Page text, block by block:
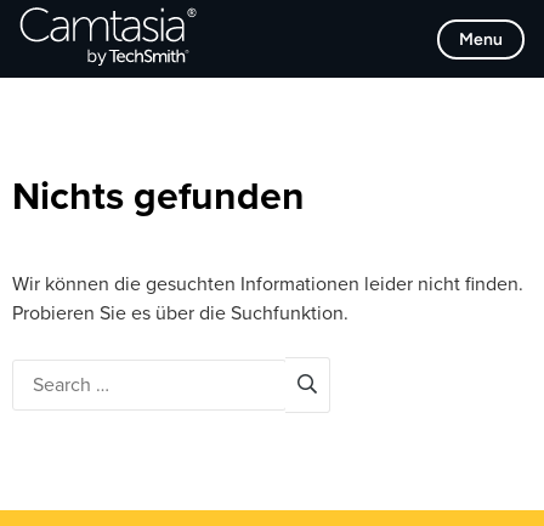
Direkt
zum
Menu
Browse Categories
Nichts gefunden
Wir können die gesuchten Informationen leider nicht finden.
Probieren Sie es über die Suchfunktion.